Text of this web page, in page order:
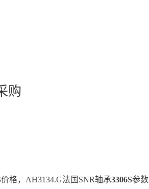
购
价格，AH3134.G法国SNR轴承3306S参数